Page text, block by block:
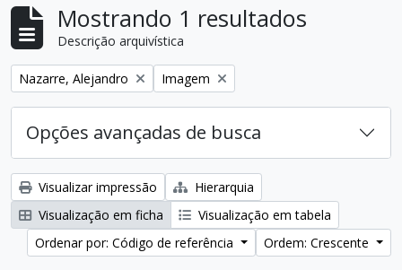
Mostrando 1 resultados
Descrição arquivística
Remover filtro:
Nazarre, Alejandro Remover filtro:
Imagem
Opções avançadas de busca
Visualizar impressão
Hierarquia
Visualização em ficha
Visualização em tabela
Ordenar por: Código de referência
Ordem: Crescente